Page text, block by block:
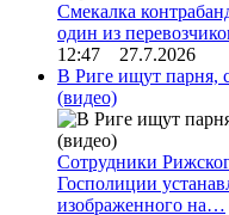
Смекалка
один из
12:47 27.7.2026
В Риге ищут парня,
(видео)
Сотрудники
Госполиции
изображенного на…